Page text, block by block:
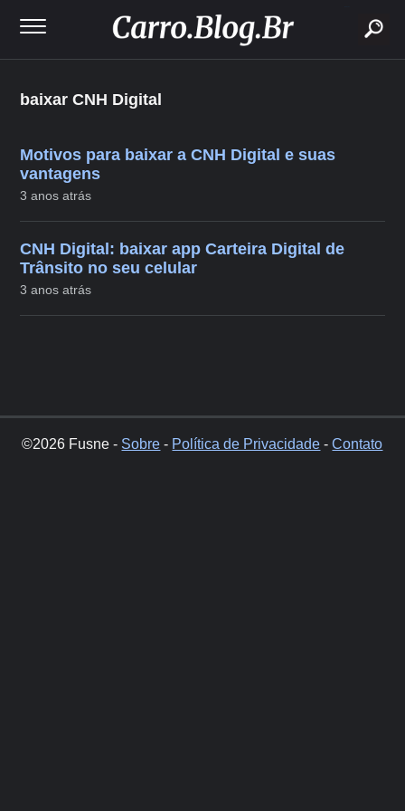
baixar CNH Digital
Motivos para baixar a CNH Digital e suas
vantagens
3 anos atrás
CNH Digital: baixar app Carteira Digital de
Trânsito no seu celular
3 anos atrás
©2026 Fusne - Sobre - Política de Privacidade -Contato